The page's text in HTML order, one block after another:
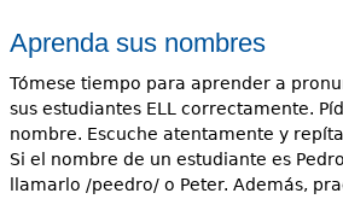
Aprenda sus nombres
Tómese tiempo para aprender a
sus estudiantes ELL correctamente.
nombre. Escuche atentamente y
Si el nombre de un estudiante es
llamarlo /peedro/ o Peter. Además,